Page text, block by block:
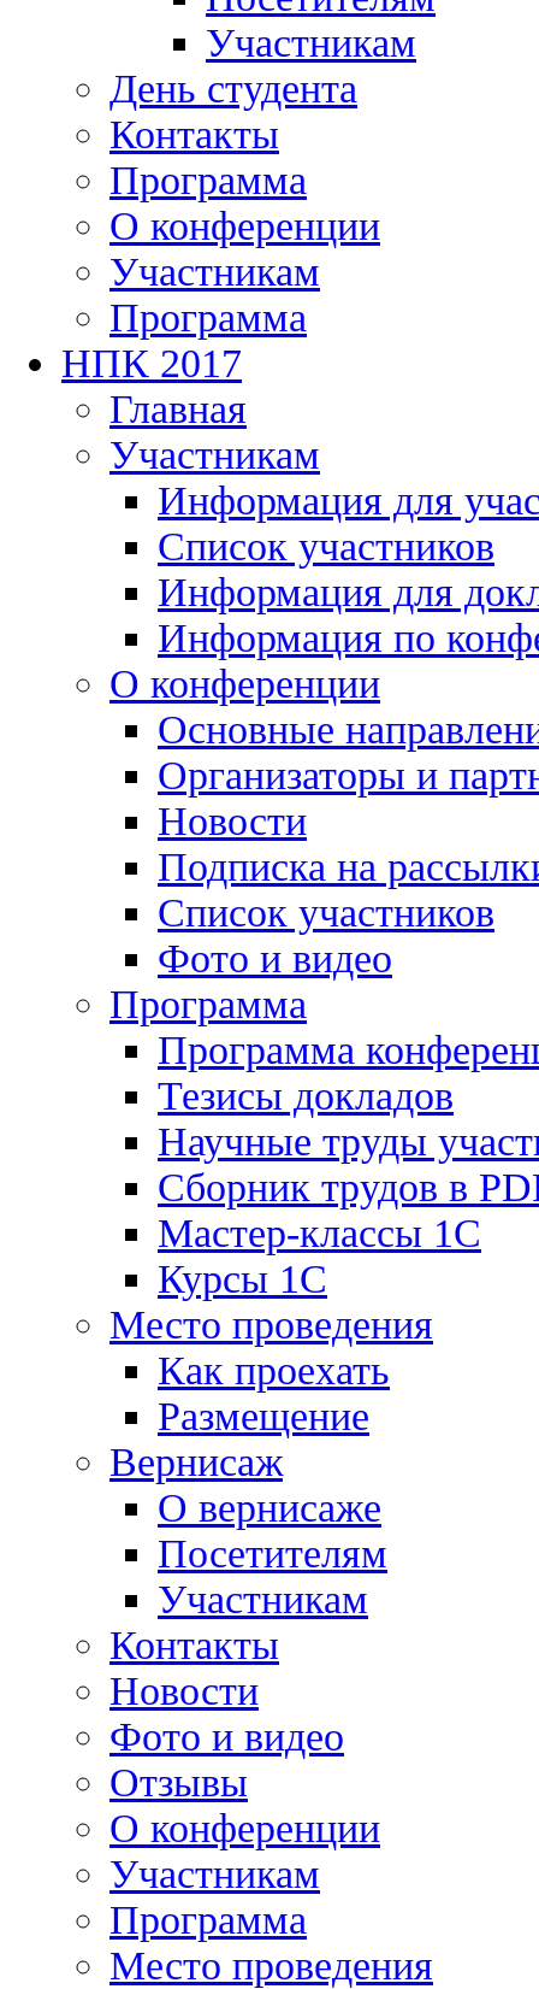
Участникам
День студента
Контакты
Программа
О конференции
Участникам
Программа
НПК 2017
Главная
Участникам
Информация для
Список участников
Информация для
Информация по
О конференции
Основные
Организаторы и
Новости
Подписка на
Список участников
Фото и видео
Программа
Программа
Тезисы докладов
Научные труды
Сборник трудов в
Мастер-классы 1С
Курсы 1С
Место проведения
Как проехать
Размещение
Вернисаж
О вернисаже
Посетителям
Участникам
Контакты
Новости
Фото и видео
Отзывы
О конференции
Участникам
Программа
Место проведения